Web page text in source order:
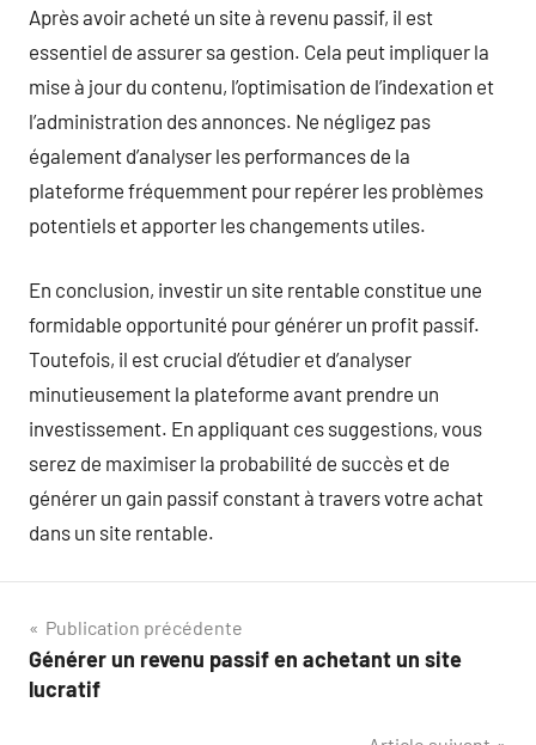
Après avoir acheté un site à revenu passif, il est
essentiel de assurer sa gestion. Cela peut impliquer la
mise à jour du contenu, l’optimisation de l’indexation et
l’administration des annonces. Ne négligez pas
également d’analyser les performances de la
plateforme fréquemment pour repérer les problèmes
potentiels et apporter les changements utiles.
En conclusion, investir un site rentable constitue une
formidable opportunité pour générer un profit passif.
Toutefois, il est crucial d’étudier et d’analyser
minutieusement la plateforme avant prendre un
investissement. En appliquant ces suggestions, vous
serez de maximiser la probabilité de succès et de
générer un gain passif constant à travers votre achat
dans un site rentable.
Navigation
de
Publication précédente
Générer un revenu passif en achetant un site
lucratif